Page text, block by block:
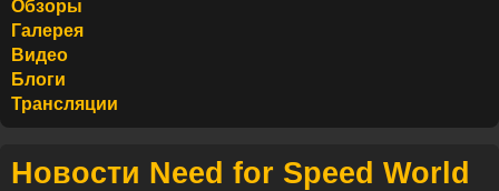
Обзоры
Галерея
Видео
Блоги
Трансляции
Новости Need for Speed World